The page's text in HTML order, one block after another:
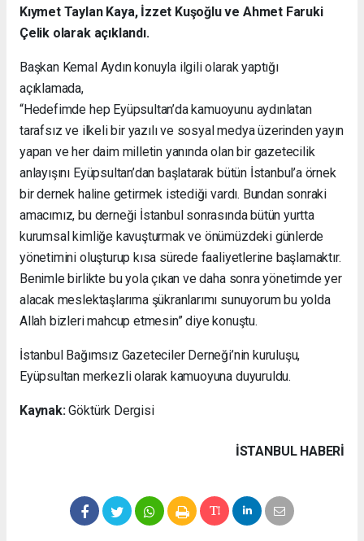
Kıymet Taylan Kaya, İzzet Kuşoğlu ve Ahmet Faruki
Çelik olarak açıklandı.
Başkan Kemal Aydın konuyla ilgili olarak yaptığı
açıklamada,
“Hedefimde hep Eyüpsultan’da kamuoyunu aydınlatan
tarafsız ve ilkeli bir yazılı ve sosyal medya üzerinden yayın
yapan ve her daim milletin yanında olan bir gazetecilik
anlayışını Eyüpsultan’dan başlatarak bütün İstanbul’a örnek
bir dernek haline getirmek istediği vardı. Bundan sonraki
amacımız, bu derneği İstanbul sonrasında bütün yurtta
kurumsal kimliğe kavuşturmak ve önümüzdeki günlerde
yönetimini oluşturup kısa sürede faaliyetlerine başlamaktır.
Benimle birlikte bu yola çıkan ve daha sonra yönetimde yer
alacak meslektaşlarıma şükranlarımı sunuyorum bu yolda
Allah bizleri mahcup etmesin” diye konuştu.
İstanbul Bağımsız Gazeteciler Derneği’nin kuruluşu,
Eyüpsultan merkezli olarak kamuoyuna duyuruldu.
Kaynak:Göktürk Dergisi
İSTANBUL HABERİ